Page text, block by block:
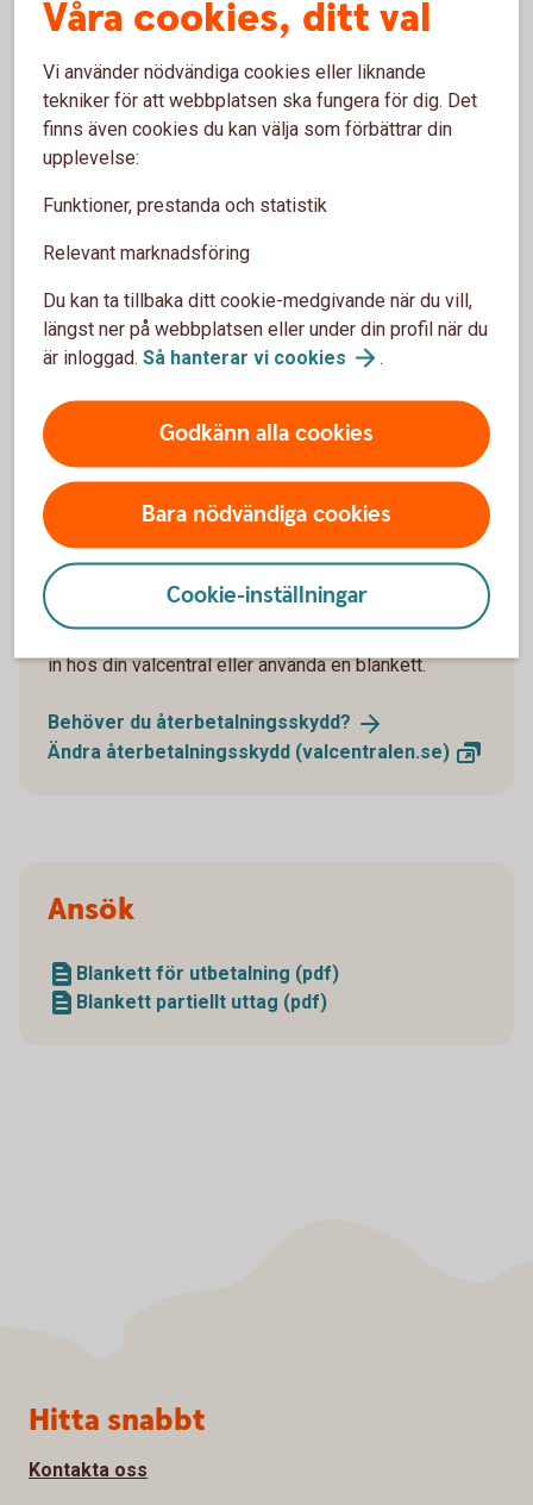
samma proportion som det partiella uttaget
Paus i pågående
pensionsutbetalning
Du kan enkelt pausa din pensionsutbetalning och
även förkorta, förlänga eller ta bort en pågående
paus.
pensionsutbetalning
Återbetalningsskydd
Du kan ändra återbetalningsskydd genom att logga
in hos din valcentral eller använda en blankett.
Behöver du återbetalningsskydd?
Ändra återbetalningsskydd (valcentralen.se)
Ansök
Blankett för utbetalning (pdf)
Blankett partiellt uttag (pdf)
Våra cookies, ditt val
Vi använder nödvändiga cookies eller liknande
tekniker för att webbplatsen ska fungera för dig. Det
finns även cookies du kan välja som förbättrar din
upplevelse:
Funktioner, prestanda och statistik
Relevant marknadsföring
Du kan ta tillbaka ditt cookie-medgivande när du vill,
längst ner på webbplatsen eller under din profil när du
är inloggad. Så hanterar vi cookies .
Godkänn alla cookies
Bara nödvändiga cookies
Cookie-inställningar
Sidfot
Hitta snabbt
Kontakta oss